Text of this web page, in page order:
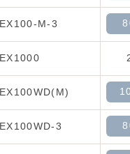
EX100-M-3
EX1000
EX100WD(M)
EX100WD-3